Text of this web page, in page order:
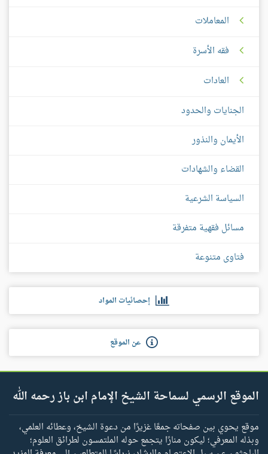
المعاملات
فقه الأسرة
العادات
الجنايات والحدود
الأيمان والنذور
القضاء والشهادات
السياسة الشرعية
مسائل فقهية متفرقة
فتاوى متنوعة
إحصائيات المواد
عن الموقع
الموقع الرسمي لسماحة الشيخ الإمام ابن باز رحمه الله
موقع يحوي بين صفحاته جمعًا غزيرًا من دعوة الشيخ، وعطائه العلمي،
وبذله المعرفي؛ ليكون منارًا يتجمع حوله الملتمسون لطرائق العلوم؛